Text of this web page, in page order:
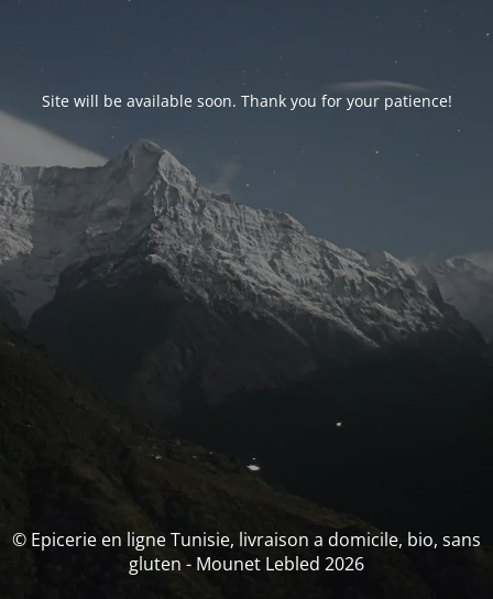
Site will be available soon. Thank you for your patience!
© Epicerie en ligne Tunisie, livraison a domicile, bio, sans
gluten - Mounet Lebled 2026